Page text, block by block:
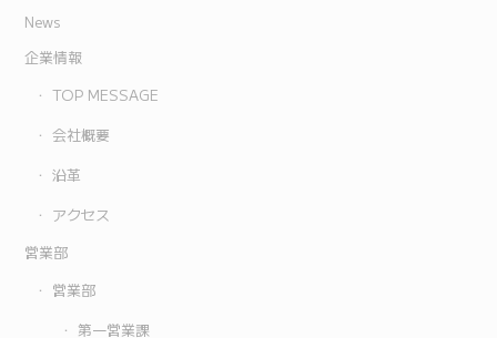
News
企業情報
TOP MESSAGE
会社概要
沿革
アクセス
営業部
営業部
第一営業課